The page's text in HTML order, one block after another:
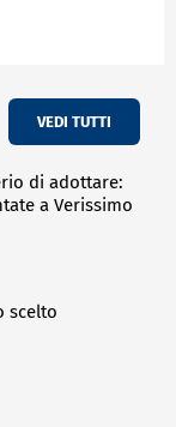
VEDI TUTTI
di adottare:
a Verissimo
scelto